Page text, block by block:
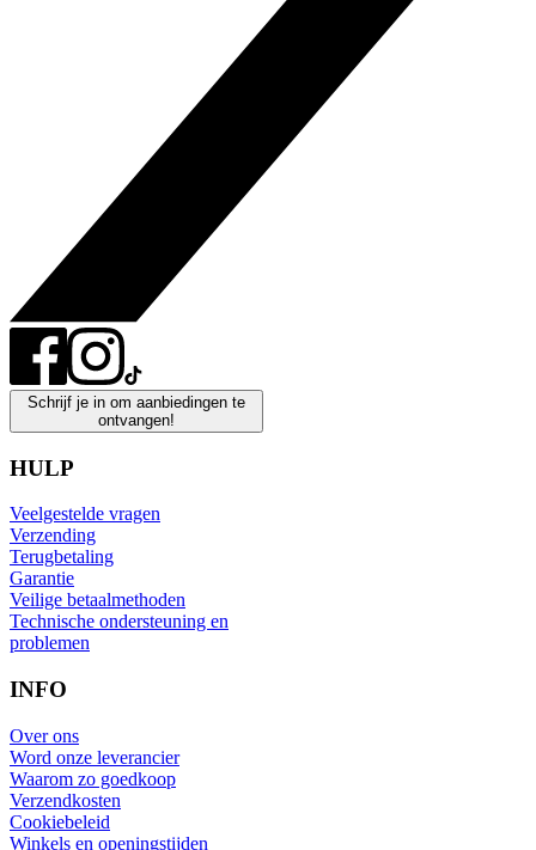
Schrijf je in om aanbiedingen te
ontvangen!
HULP
Veelgestelde vragen
Verzending
Terugbetaling
Garantie
Veilige betaalmethoden
Technische ondersteuning en
problemen
INFO
Over ons
Word onze leverancier
Waarom zo goedkoop
Verzendkosten
Cookiebeleid
Winkels en openingstijden